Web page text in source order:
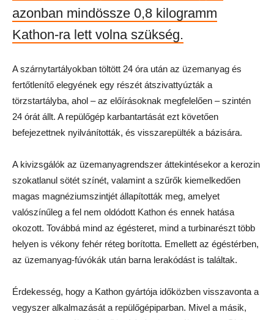
azonban mindössze 0,8 kilogramm
Kathon-ra lett volna szükség.
A szárnytartályokban töltött 24 óra után az üzemanyag és
fertőtlenítő elegyének egy részét átszivattyúzták a
törzstartályba, ahol – az előírásoknak megfelelően – szintén
24 órát állt. A repülőgép karbantartását ezt követően
befejezettnek nyilvánították, és visszarepülték a bázisára.
A kivizsgálók az üzemanyagrendszer áttekintésekor a kerozin
szokatlanul sötét színét, valamint a szűrők kiemelkedően
magas magnéziumszintjét állapították meg, amelyet
valószínűleg a fel nem oldódott Kathon és ennek hatása
okozott. Továbbá mind az égésteret, mind a turbinarészt több
helyen is vékony fehér réteg borította. Emellett az égéstérben,
az üzemanyag-fúvókák után barna lerakódást is találtak.
Érdekesség, hogy a Kathon gyártója időközben visszavonta a
vegyszer alkalmazását a repülőgépiparban. Mivel a másik,